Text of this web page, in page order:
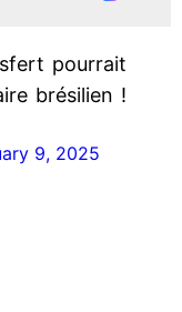
pourrait
brésilien !
9, 2025